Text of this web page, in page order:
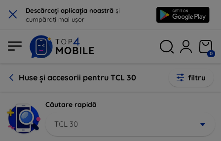
× Descărcați aplicația noastră și
cumpărați mai ușor
0
Huse și accesorii pentru TCL 30 filtru
Căutare rapidă
TCL 30